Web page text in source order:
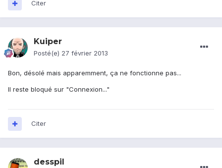
Citer
Kuiper
Posté(e) 27 février 2013
Bon, désolé mais apparemment, ça ne fonctionne pas...
Il reste bloqué sur "Connexion..."
Citer
desspil